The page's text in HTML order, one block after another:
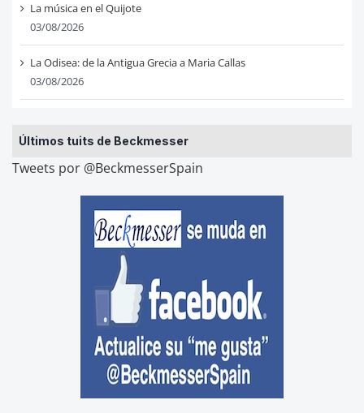
La música en el Quijote
03/08/2026
La Odisea: de la Antigua Grecia a Maria Callas
03/08/2026
Últimos tuits de Beckmesser
Tweets por @BeckmesserSpain